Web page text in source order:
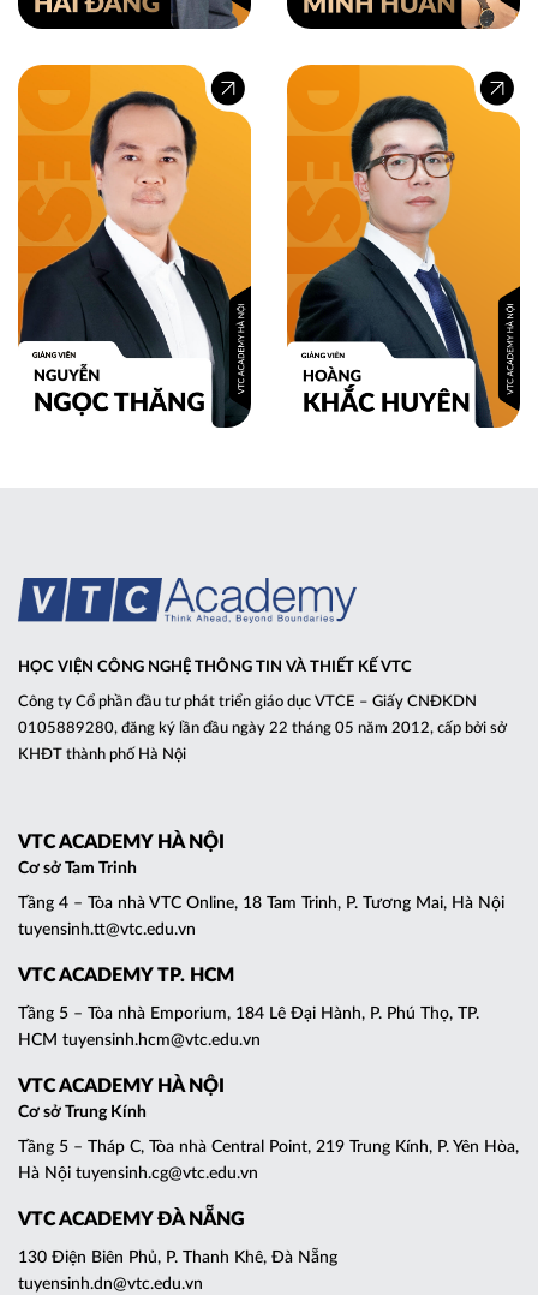
HỌC VIỆN CÔNG NGHỆ THÔNG TIN VÀ THIẾT KẾ VTC
Công ty Cổ phần đầu tư phát triển giáo dục VTCE – Giấy CNĐKDN
0105889280, đăng ký lần đầu ngày 22 tháng 05 năm 2012, cấp bởi sở
KHĐT thành phố Hà Nội
VTC ACADEMY HÀ NỘI
Cơ sở Tam Trinh
Tầng 4 – Tòa nhà VTC Online, 18 Tam Trinh, P. Tương Mai, Hà Nội
tuyensinh.tt@vtc.edu.vn
VTC ACADEMY TP. HCM
Tầng 5 – Tòa nhà Emporium, 184 Lê Đại Hành, P. Phú Thọ, TP.
HCM tuyensinh.hcm@vtc.edu.vn
VTC ACADEMY HÀ NỘI
Cơ sở Trung Kính
Tầng 5 – Tháp C, Tòa nhà Central Point, 219 Trung Kính, P. Yên Hòa,
Hà Nội tuyensinh.cg@vtc.edu.vn
VTC ACADEMY ĐÀ NẴNG
130 Điện Biên Phủ, P. Thanh Khê, Đà Nẵng
tuyensinh.dn@vtc.edu.vn